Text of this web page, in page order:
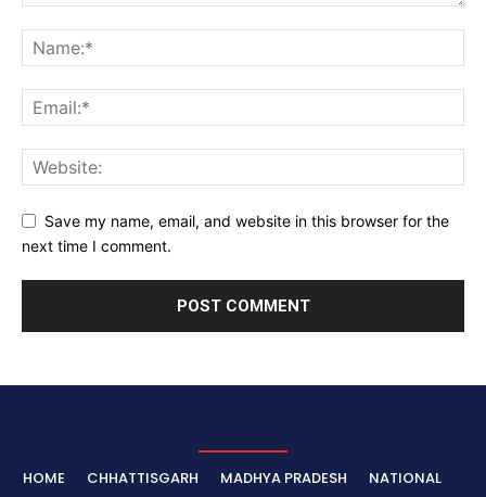
Save my name, email, and website in this browser for the
next time I comment.
HOME CHHATTISGARH MADHYA PRADESH
NATIONAL